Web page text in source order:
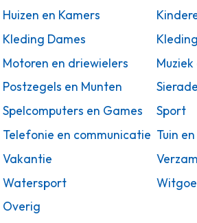
Huizen en Kamers
Kleding Dames
Motoren en driewielers
Postzegels en Munten
Spelcomputers en Games
Sport
Telefonie en communicatie Tuin
Vakantie
Watersport
Overig